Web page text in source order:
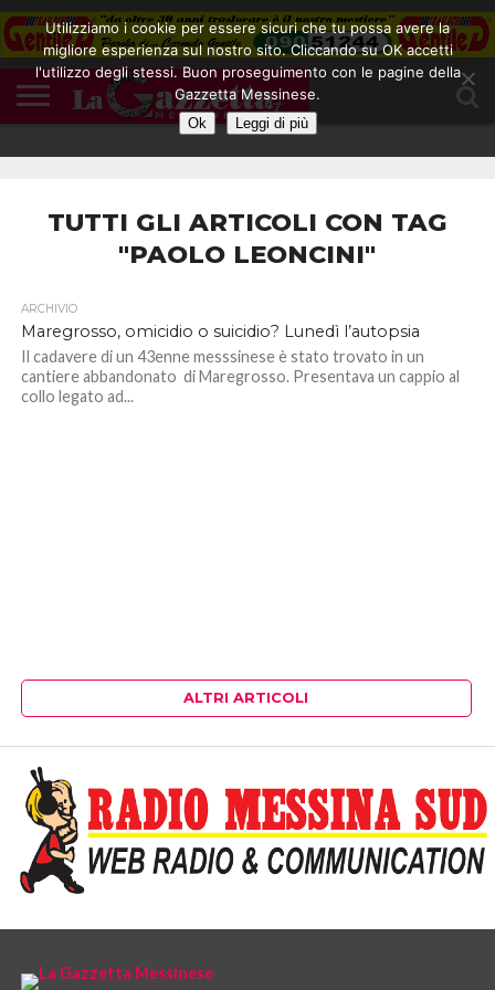
CONTATTI
COOKIE
POLICY
DIVENTA
BLOGGER
HOME
NOTE
LEGALI
TUTTI GLI ARTICOLI CON TAG
"PAOLO LEONCINI"
ARCHIVIO
Maregrosso, omicidio o suicidio? Lunedì l’autopsia
Il cadavere di un 43enne messsinese è stato trovato in un
cantiere abbandonato di Maregrosso. Presentava un cappio al
collo legato ad...
ALTRI ARTICOLI
Utilizziamo i cookie per essere sicuri che tu possa avere la
migliore esperienza sul nostro sito. Cliccando su OK accetti
l'utilizzo degli stessi. Buon proseguimento con le pagine della
Gazzetta Messinese.
Ok Leggi di più